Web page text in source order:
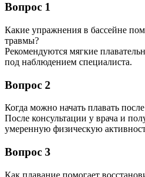
Вопрос 1
Какие упражнения в бассейне
травмы?
Рекомендуются мягкие
под наблюдением специалиста.
Вопрос 2
Когда можно начать плавать
После консультации у врача и
умеренную физическую
Вопрос 3
Как плавание помогает